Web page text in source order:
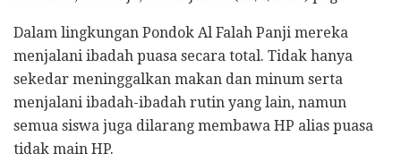
Dalam lingkungan Pondok Al Falah Panji mereka
menjalani ibadah puasa secara total. Tidak hanya
sekedar meninggalkan makan dan minum serta
menjalani ibadah-ibadah rutin yang lain, namun
semua siswa juga dilarang membawa HP alias puasa
tidak main HP.